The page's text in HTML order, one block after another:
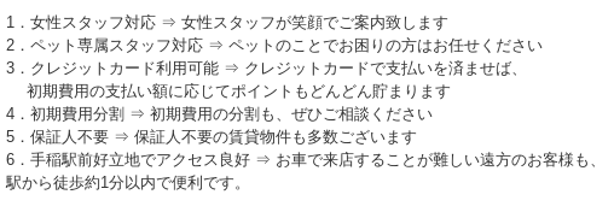
1．女性スタッフ対応 ⇒ 女性スタッフが笑顔でご案内致します
2．ペット専属スタッフ対応 ⇒ ペットのことでお困りの方はお任せください
3．クレジットカード利用可能 ⇒ クレジットカードで支払いを済ませば、
初期費用の支払い額に応じてポイントもどんどん貯まります
4．初期費用分割 ⇒ 初期費用の分割も、ぜひご相談ください
5．保証人不要 ⇒ 保証人不要の賃貸物件も多数ございます
6．手稲駅前好立地でアクセス良好 ⇒ お車で来店することが難しい遠方のお客様も、
駅から徒歩約1分以内で便利です。